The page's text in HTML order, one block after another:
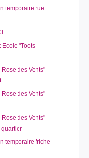
temporaire rue
Ecole "Toots
des Vents" -
des Vents" -
des Vents" -
quartier
temporaire friche